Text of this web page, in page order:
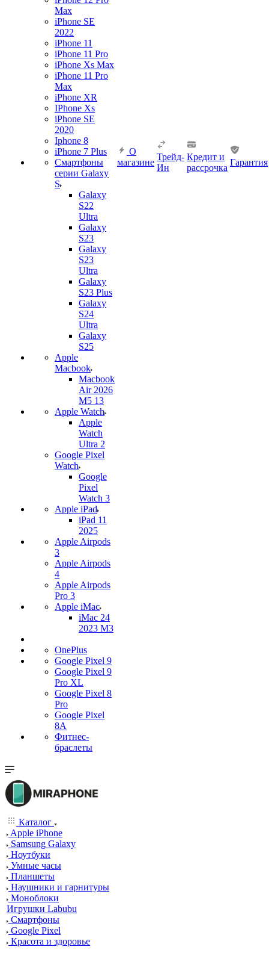
Max
iPhone SE
2022
iPhone 11
iPhone 11 Pro
iPhone Xs Max
iPhone 11 Pro
Max
iPhone XR
IPhone Xs
iPhone SE
2020
Iphone 8
iPhone 7 Plus
Смартфоны
серии Galaxy
S
Galaxy
S22
Ultra
Galaxy
S23
Galaxy
S23
Ultra
Galaxy
S23 Plus
Galaxy
S24
Ultra
Galaxy
S25
Apple
Macbook
Macbook
Air 2026
M5 13
Apple Watch
Apple
Watch
Ultra 2
Google Pixel
Watch
Google
Pixel
Watch 3
Apple iPad
iPad 11
2025
Apple Airpods
3
Apple Airpods
4
Apple Airpods
Pro 3
Apple iMac
iMac 24
2023 M3
OnePlus
Google Pixel 9
Google Pixel 9
Pro XL
Google Pixel 8
Pro
Google Pixel
8A
Фитнес-
браслеты
О
магазине
Трейд-
Ин
Кредит и
рассрочка
Гарантия
Каталог
Apple iPhone
Samsung Galaxy
Ноутбуки
Умные часы
Планшеты
Наушники и гарнитуры
Моноблоки
Игрушки Labubu
Смартфоны
Google Pixel
Красота и здоровье